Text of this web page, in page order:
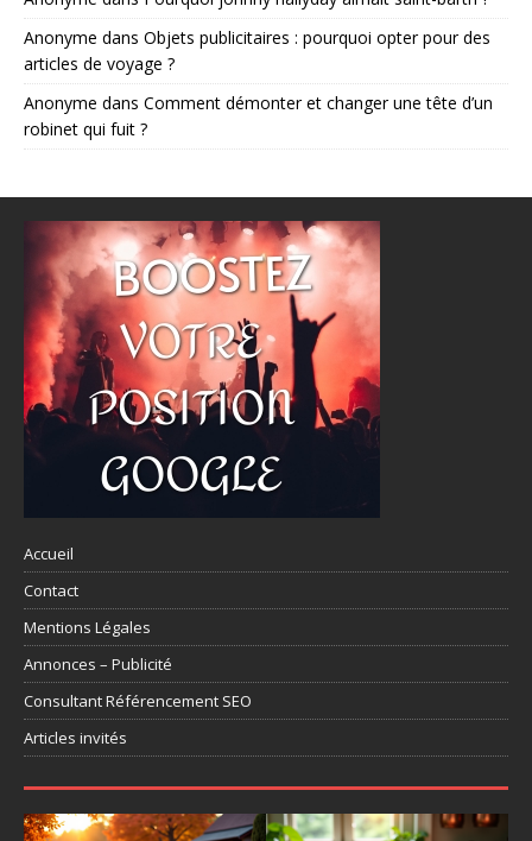
Anonyme dans Objets publicitaires : pourquoi opter pour des
articles de voyage ?
Anonyme dans Comment démonter et changer une tête d’un
robinet qui fuit ?
Accueil
Contact
Mentions Légales
Annonces – Publicité
Consultant Référencement SEO
Articles invités